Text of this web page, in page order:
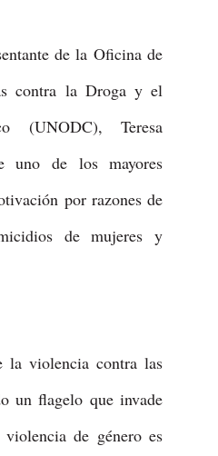
de la Oficina de
contra la Droga y el
(UNODC), Teresa
uno de los mayores
por razones de
de mujeres y
la violencia contra las
un flagelo que invade
de género es